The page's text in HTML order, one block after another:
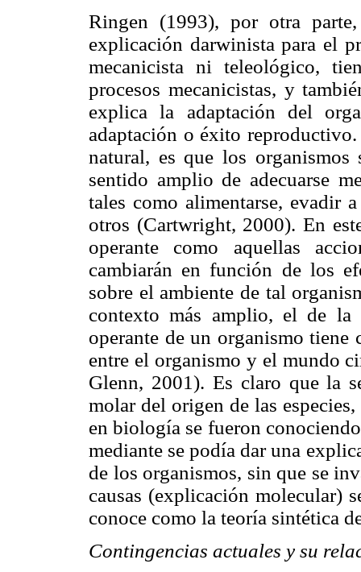
Ringen (1993), por otra
explicación darwinista para el
mecanicista ni teleológico,
procesos mecanicistas, y
explica la adaptación del
adaptación o éxito
natural, es que los
sentido amplio de adecuarse
tales como alimentarse, evadir
otros (Cartwright, 2000). En
operante como aquellas
cambiarán en función de los
sobre el ambiente de tal
contexto más amplio, el de la
operante de un organismo
entre el organismo y el mundo
Glenn, 2001). Es claro que la
molar del origen de las
en biología se fueron
mediante se podía dar una
de los organismos, sin que se
causas (explicación molecular)
conoce como la teoría sintética
Contingencias actuales y su